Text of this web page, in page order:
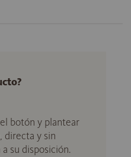
botón y plantear
directa y sin
su disposición.